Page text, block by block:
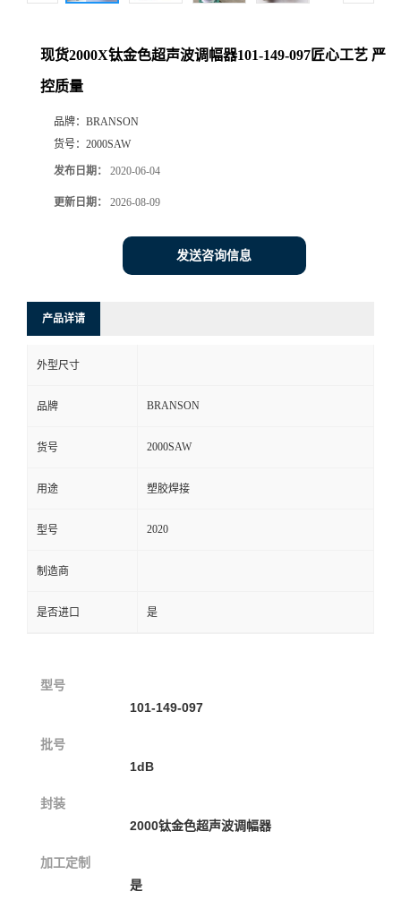
现货2000X钛金色超声波调幅器101-149-097匠心工艺 严
控质量
品牌： BRANSON
货号： 2000SAW
发布日期： 2020-06-04
更新日期： 2026-08-09
发送咨询信息
产品详请
外型尺寸
品牌 BRANSON
货号 2000SAW
用途 塑胶焊接
型号 2020
制造商
是否进口 是
型号
101-149-097
批号
1dB
封装
2000钛金色超声波调幅器
加工定制
是